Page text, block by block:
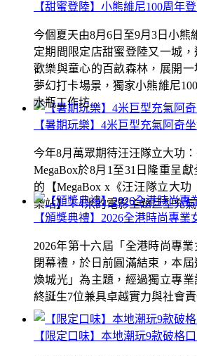
【暑期玩樂】4米巨型充氣阿奇
今年8月萬眾期待汪汪隊立大功
MegaBox於8月1至31日隆重呈
的【MegaBox x《汪汪隊立大
樂站】！4米的電影主題巨型充氣
【限定口味】本地潮玩9款破格
【甜蜜登陸】小熊維尼100周年
今個夏天由8月6日至9月3日小熊
定期間限定店甜蜜登陸又一城
歡樂與童心的百畝森林，展開
夢幻打卡場景，獨家小熊維尼
水瓶工作坊...
【頒獎典禮】2026全港時尚專業
2026年第十六屆「全港時尚專
閉幕禮，於日前圓滿結束，本
煥城光」為主題，經過獨立專
終誕生7位兼具卓越實力與社會